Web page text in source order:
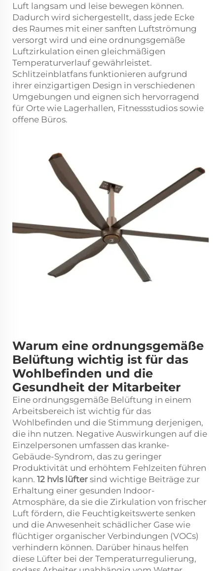
Luft langsam und leise bewegen können.
Dadurch wird sichergestellt, dass jede Ecke
des Raumes mit einer sanften Luftströmung
versorgt wird und eine ordnungsgemäße
Luftzirkulation einen gleichmäßigen
Temperaturverlauf gewährleistet.
Schlitzeinblatfans funktionieren aufgrund
ihrer einzigartigen Design in verschiedenen
Umgebungen und eignen sich hervorragend
für Orte wie Lagerhallen, Fitnessstudios sowie
offene Büros.
Warum eine ordnungsgemäße
Belüftung wichtig ist für das
Wohlbefinden und die
Gesundheit der Mitarbeiter
Eine ordnungsgemäße Belüftung in einem
Arbeitsbereich ist wichtig für das
Wohlbefinden und die Stimmung derjenigen,
die ihn nutzen. Negative Auswirkungen auf die
Einzelpersonen umfassen das kranke-
Gebäude-Syndrom, das zu geringer
Produktivität und erhöhtem Fehlzeiten führen
kann. 12 hvls lüfter sind wichtige Beiträge zur
Erhaltung einer gesunden Indoor-
Atmosphäre, da sie die Zirkulation von frischer
Luft fördern, die Feuchtigkeitswerte senken
und die Anwesenheit schädlicher Gase wie
flüchtiger organischer Verbindungen (VOCs)
verhindern können. Darüber hinaus helfen
diese Lüfter bei der Temperaturregulierung,